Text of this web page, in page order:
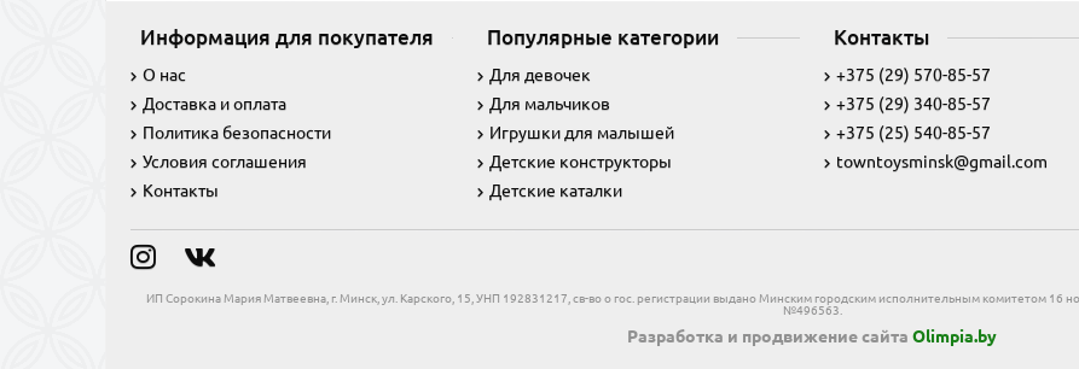
Информация для покупателя
О нас
Доставка и оплата
Политика безопасности
Условия соглашения
Контакты
Популярные категории
Для девочек
Для мальчиков
Игрушки для малышей
Детские конструкторы
Детские каталки
Контакты
+375 (29) 570-85-57
+375 (29) 340-85-57
+375 (25) 540-85-57
towntoysminsk@gmail.com
ИП Сорокина Мария Матвеевна, г. Минск, ул. Карского, 15, УНП 192831217, св-во о гос. регистрации выдано Минским городским исполнительным комитетом 16
№496563.
Разработка и продвижение сайта Olimpia.by